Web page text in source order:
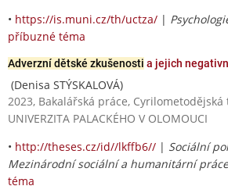
• https://is.muni.cz/th/uctza/ |
příbuzné téma
Adverzní dětské zkušenosti a jejich
(Denisa STÝSKALOVÁ)
2023, Bakalářská práce,
UNIVERZITA PALACKÉHO V OLOMOUCI
• http://theses.cz/id//lkffb6// | Sociální
Mezinárodní sociální a humanitární práce
téma